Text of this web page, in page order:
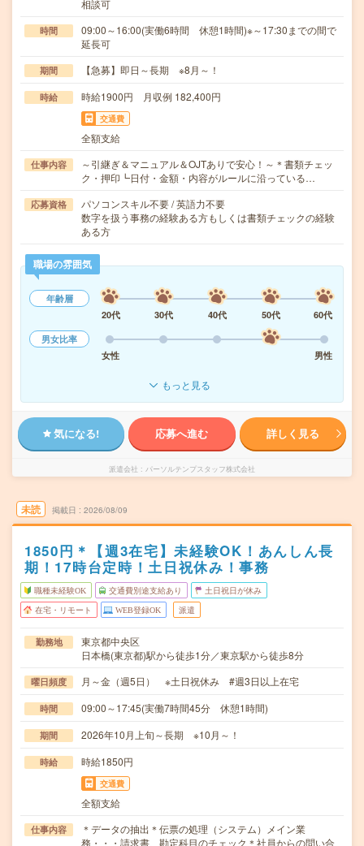
相談可
時間
09:00～16:00(実働6時間 休憩1時間)※～17:30までの間で
延長可
期間 【急募】即日～長期 ※8月～！
時給 時給1900円 月収例 182,400円
交通費
全額支給
仕事内容
～引継ぎ＆マニュアル＆OJTありで安心！～＊書類チェッ
ク・押印┗日付・金額・内容がルールに沿っている…
応募資格
パソコンスキル不要 / 英語力不要
数字を扱う事務の経験ある方もしくは書類チェックの経験
ある方
職場の雰囲気
年齢層
20代
30代 40代 50代
60代
男女比率
女性
男性
もっと見る
気になる! 応募へ進む 詳しく見る
派遣会社 パーソルテンプスタッフ株式会社
未読 掲載日 2026/08/09
1850円＊【週3在宅】未経験OK！あんしん長
期！17時台定時！土日祝休み！事務
職種未経験OK 交通費別途支給あり 土日祝日が休み
在宅・リモート WEB登録OK 派遣
勤務地
東京都中央区
日本橋(東京都)駅から徒歩1分／東京駅から徒歩8分
曜日頻度 月～金（週5日） ※土日祝休み #週3日以上在宅
時間 09:00～17:45(実働7時間45分 休憩1時間)
期間 2026年10月上旬～長期 ※10月～！
時給 時給1850円
交通費
全額支給
仕事内容
＊データの抽出＊伝票の処理（システム）メイン業
務・・・請求書、勘定科目のチェック＊社員からの問い合